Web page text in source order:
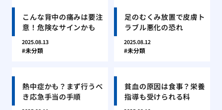
こんな背中の痛みは要注
意！危険なサインかも
2025.08.13
未分類
足のむくみ放置で皮膚ト
ラブル悪化の恐れ
2025.08.12
未分類
熱中症かも？まず行うべ
き応急手当の手順
貧血の原因は食事？栄養
指導も受けられる科